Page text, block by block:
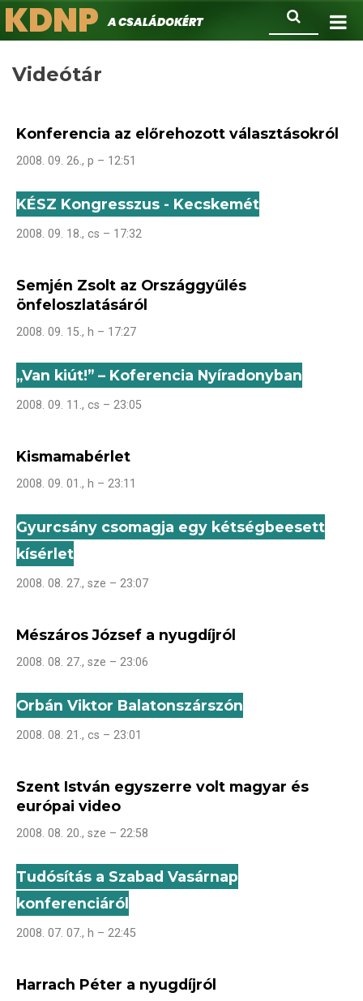
Ugrás
a
Keresés
KDNPA családokért.
Videótár
Konferencia az előrehozott választásokról
2008. 09. 26., p – 12:51
KÉSZ Kongresszus - Kecskemét
2008. 09. 18., cs – 17:32
Semjén Zsolt az Országgyűlés
önfeloszlatásáról
2008. 09. 15., h – 17:27
„Van kiút!” – Koferencia Nyíradonyban
2008. 09. 11., cs – 23:05
Kismamabérlet
2008. 09. 01., h – 23:11
Gyurcsány csomagja egy kétségbeesett
kísérlet
2008. 08. 27., sze – 23:07
Mészáros József a nyugdíjról
2008. 08. 27., sze – 23:06
Orbán Viktor Balatonszárszón
2008. 08. 21., cs – 23:01
Szent István egyszerre volt magyar és
európai video
2008. 08. 20., sze – 22:58
Tudósítás a Szabad Vasárnap
konferenciáról
2008. 07. 07., h – 22:45
Harrach Péter a nyugdíjról